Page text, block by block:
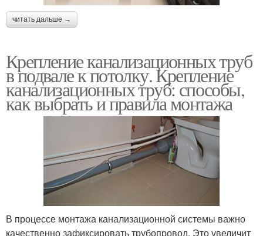
читать дальше →
Крепление канализационных труб
в подвале к потолку. Крепление
канализационных труб: способы,
как выбрать и правила монтажа
В процессе монтажа канализационной системы важно
качественно зафиксировать трубопровод. Это увеличит